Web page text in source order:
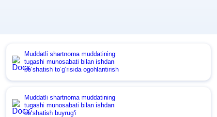
Muddatli shartnoma muddatining
tugashi munosabati bilan ishdan
boʻshatish toʻgʻrisida ogohlantirish
Muddatli shartnoma muddatining
tugashi munosabati bilan ishdan
boʻshatish buyrugʻi